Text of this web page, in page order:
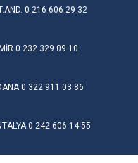
0 216 606 29 32
0 232 329 09 10
0 322 911 03 86
0 242 606 14 55